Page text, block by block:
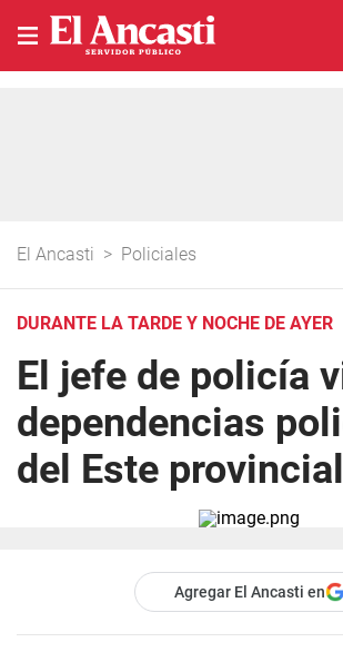
El Ancasti > Policiales
DURANTE LA TARDE Y NOCHE DE AYER
El jefe de policía
dependencias
del Este provincial
Agregar El Ancasti en